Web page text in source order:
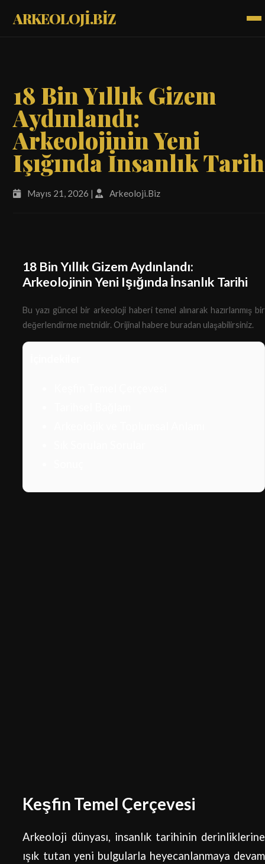
ARKEOLOJİ.BİZ
18 Bin Yıllık Gizem
Aydınlandı:
Arkeolojinin Yeni
Işığında İnsanlık
Mayıs 21, 2026 | Arkeoloji.Biz
18 Bin Yıllık Gizem Aydınlandı:
Arkeolojinin Yeni Işığında İnsanlık Tarihi
Bu yazı güncel bir arkeoloji haberi temel alınarak hazırlanmış bir
değerlendirme metnidir. Orijinal habere buradan ulaşabilirsiniz.
Keşfin Temel Çerçevesi
Arkeoloji dünyası, insanlık tarihinin derinliklerine
ışık tutan yeni bulgularla heyecanlanmaya devam